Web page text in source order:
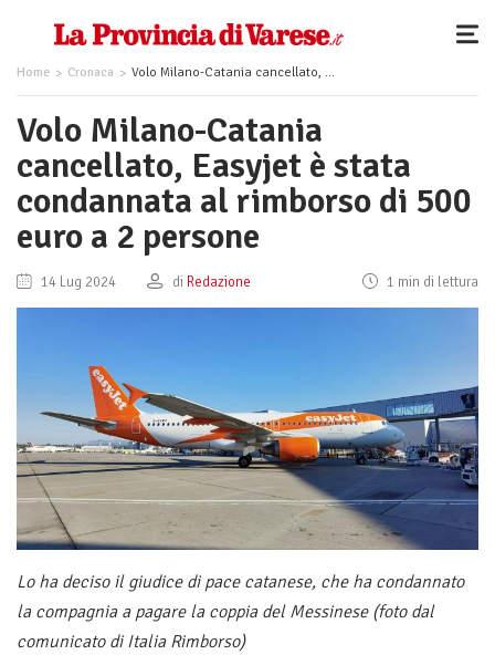
Home Cronaca Volo Milano-Catania cancellato, Easyjet è stata condannata al rimborso di 500 euro a 2 persone
Volo Milano-Catania
cancellato, Easyjet è stata
condannata al rimborso di 500
euro a 2 persone
14 Lug 2024 di Redazione 1 min di lettura
Lo ha deciso il giudice di pace catanese, che ha condannato
la compagnia a pagare la coppia del Messinese (foto dal
comunicato di Italia Rimborso)